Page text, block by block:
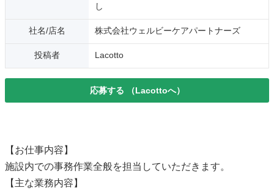
し
社名/店名 株式会社ウェルビーケアパートナーズ
投稿者 Lacotto
応募する （Lacottoへ）
【お仕事内容】
施設内での事務作業全般を担当していただきます。
【主な業務内容】